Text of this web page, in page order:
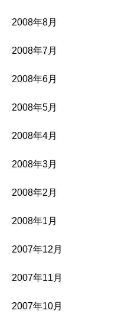
2008年8月
2008年7月
2008年6月
2008年5月
2008年4月
2008年3月
2008年2月
2008年1月
2007年12月
2007年11月
2007年10月